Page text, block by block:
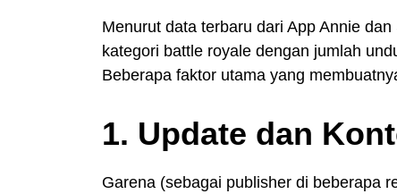
Menurut data terbaru dari App Annie
kategori battle royale dengan jumlah
Beberapa faktor utama yang
1. Update dan
Garena (sebagai publisher di beberapa